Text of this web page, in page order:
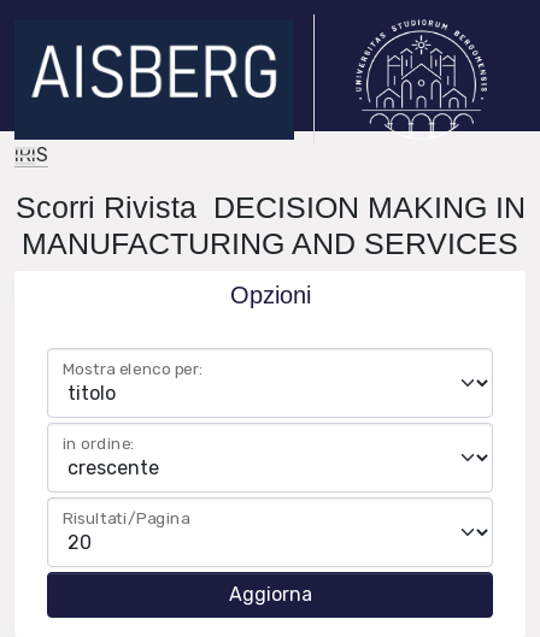
IRIS
Scorri Rivista DECISION MAKING IN
MANUFACTURING AND SERVICES
Opzioni
Mostra elenco per:
in ordine:
Risultati/Pagina